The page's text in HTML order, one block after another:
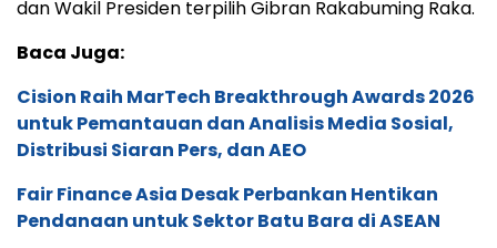
dan Wakil Presiden terpilih Gibran Rakabuming Raka.
Baca Juga:
Cision Raih MarTech Breakthrough Awards 2026
untuk Pemantauan dan Analisis Media Sosial,
Distribusi Siaran Pers, dan AEO
Fair Finance Asia Desak Perbankan Hentikan
Pendanaan untuk Sektor Batu Bara di ASEAN